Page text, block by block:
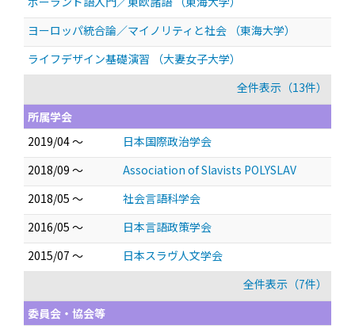
ヨーロッパ統合論／マイノリティと社会 （東海大学）
ライフデザイン基礎演習 （大妻女子大学）
全件表示（13件）
所属学会
2019/04 ～
日本国際政治学会
2018/09 ～
Association of Slavists POLYSLAV
2018/05 ～
社会言語科学会
2016/05 ～
日本言語政策学会
2015/07 ～
日本スラヴ人文学会
全件表示（7件）
委員会・協会等